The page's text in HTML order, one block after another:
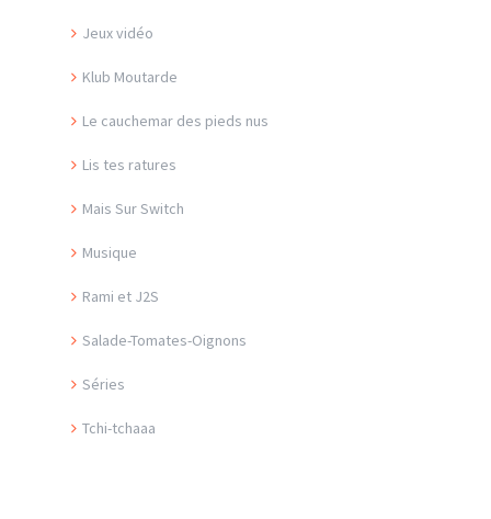
Jeux vidéo
Klub Moutarde
Le cauchemar des pieds nus
Lis tes ratures
Mais Sur Switch
Musique
Rami et J2S
Salade-Tomates-Oignons
Séries
Tchi-tchaaa